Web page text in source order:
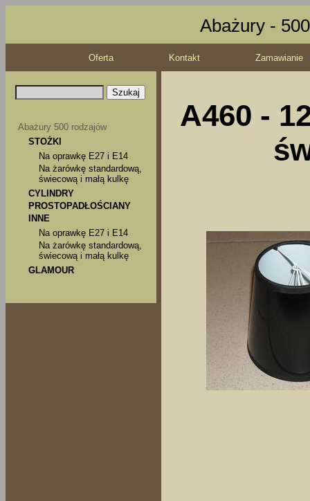
Abażury -
Oferta Kontakt Zamawianie
Abażury 500 rodzajów
STOŻKI
Na oprawkę E27 i E14
Na żarówkę standardową,
świecową i małą kulkę
CYLINDRY
PROSTOPADŁOŚCIANY
INNE
Na oprawkę E27 i E14
Na żarówkę standardową,
świecową i małą kulkę
GLAMOUR
A460 -